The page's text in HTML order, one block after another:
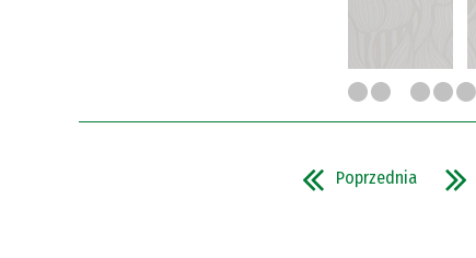
Poprzednia